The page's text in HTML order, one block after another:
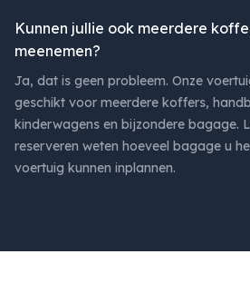
Kunnen jullie ook meerdere
meenemen?
Ja, dat is geen probleem. Onze
geschikt voor meerdere koffers,
kinderwagens en bijzondere bagage.
reserveren weten hoeveel bagage u
voertuig kunnen inplannen.